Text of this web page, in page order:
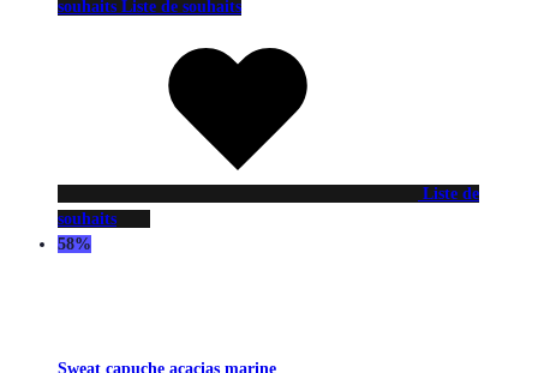
souhaits Liste de souhaits
Liste de
souhaits
58%
Sweat capuche acacias marine